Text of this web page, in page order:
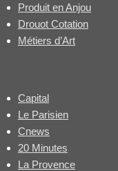
Produit en Anjou
Drouot Cotation
Métiers d’Art
Capital
Le Parisien
Cnews
20 Minutes
La Provence